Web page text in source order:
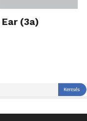
(3a)